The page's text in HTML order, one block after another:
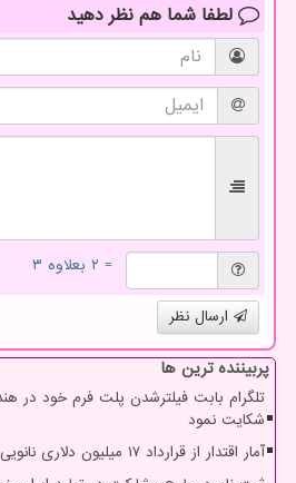
لطفا شما هم نظر دهید
= ۲ بعلاوه ۳
ارسال نظر
پربیننده ترین ها
تلگرام بابت فیلترشدن پلت فرم خود در
شکایت نمود
آمار اقتدار از قرارداد ۱۷ میلیون دلاری نانویی تا جایگاه چهارمی دنیا